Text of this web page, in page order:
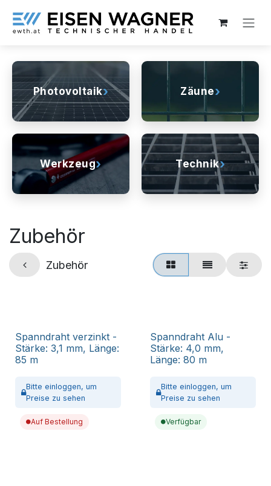
Photovoltaik› Zäune›
Werkzeug› Technik›
Zubehör
Zubehör
Spanndraht verzinkt -
Stärke: 3,1 mm, Länge:
85 m
Bitte einloggen, um
Preise zu sehen
Auf Bestellung
Spanndraht Alu -
Stärke: 4,0 mm,
Länge: 80 m
Bitte einloggen, um
Preise zu sehen
Verfügbar